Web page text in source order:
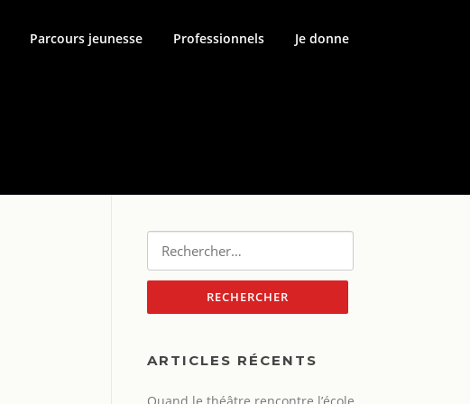
Parcours jeunesse Professionnels Je donne
Rechercher :
ARTICLES RÉCENTS